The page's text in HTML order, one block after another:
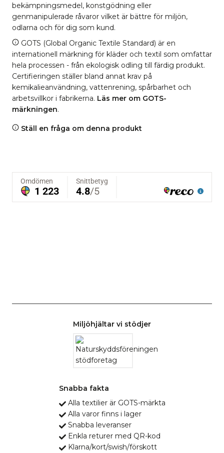
bekämpningsmedel, konstgödning eller
genmanipulerade råvaror vilket är bättre för miljön,
odlarna och för dig som kund.
GOTS (Global Organic Textile Standard) är en
internationell märkning för kläder och textil som omfattar
hela processen - från ekologisk odling till färdig produkt.
Certifieringen ställer bland annat krav på
kemikalieanvändning, vattenrening, spårbarhet och
arbetsvillkor i fabrikerna. Läs mer om GOTS-
märkningen.
Ställ en fråga om denna produkt
Miljöhjältar vi stödjer
Snabba fakta
Alla textilier är GOTS-märkta
Alla varor finns i lager
Snabba leveranser
Enkla returer med QR-kod
Klarna/kort/swish/förskott